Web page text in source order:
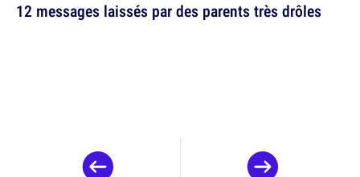
12 messages laissés par des parents très drôles